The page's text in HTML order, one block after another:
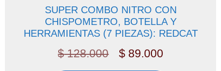
SUPER COMBO NITRO CON
CHISPOMETRO, BOTELLA Y
HERRAMIENTAS (7 PIEZAS): REDCAT
$128.000 $89.000